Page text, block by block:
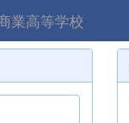
業高等学校